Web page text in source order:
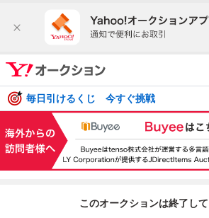
毎日引けるくじ 今すぐ挑戦
このオークションは終了し